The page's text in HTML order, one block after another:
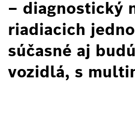
– diagnostický
riadiacich
súčasné aj
vozidlá, s